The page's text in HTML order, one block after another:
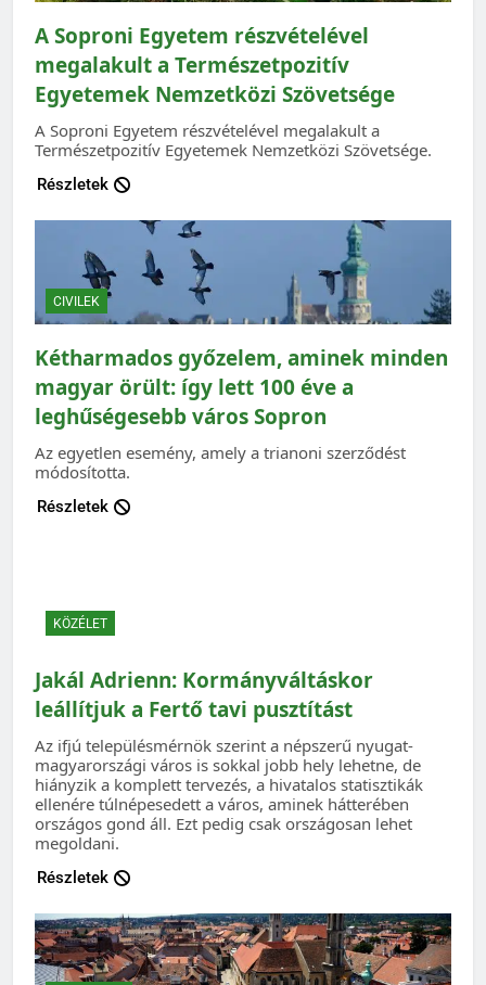
A Soproni Egyetem részvételével
megalakult a Természetpozitív
Egyetemek Nemzetközi Szövetsége
A Soproni Egyetem részvételével megalakult a
Természetpozitív Egyetemek Nemzetközi Szövetsége.
Részletek
CIVILEK
Kétharmados győzelem, aminek minden
magyar örült: így lett 100 éve a
leghűségesebb város Sopron
Az egyetlen esemény, amely a trianoni szerződést
módosította.
Részletek
KÖZÉLET
Jakál Adrienn: Kormányváltáskor
leállítjuk a Fertő tavi pusztítást
Az ifjú településmérnök szerint a népszerű nyugat-
magyarországi város is sokkal jobb hely lehetne, de
hiányzik a komplett tervezés, a hivatalos statisztikák
ellenére túlnépesedett a város, aminek hátterében
országos gond áll. Ezt pedig csak országosan lehet
megoldani.
Részletek